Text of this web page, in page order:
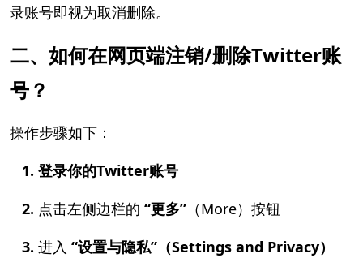
录账号即视为取消删除。
二、如何在网页端注销/删除Twitter账
号？
操作步骤如下：
1. 登录你的Twitter账号
2. 点击左侧边栏的 “更多” （More）按钮
3. 进入 “设置与隐私”（Settings and Privacy）